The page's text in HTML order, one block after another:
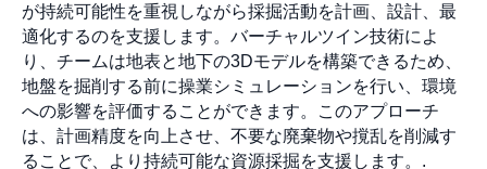
が持続可能性を重視しながら採掘活動を計画、設計、最
適化するのを支援します。バーチャルツイン技術によ
り、チームは地表と地下の3Dモデルを構築できるため、
地盤を掘削する前に操業シミュレーションを行い、環境
への影響を評価することができます。このアプローチ
は、計画精度を向上させ、不要な廃棄物や撹乱を削減す
ることで、より持続可能な資源採掘を支援します。.